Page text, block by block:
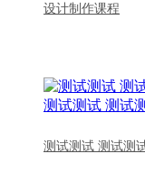
设计制作课程
测试测试 测试测